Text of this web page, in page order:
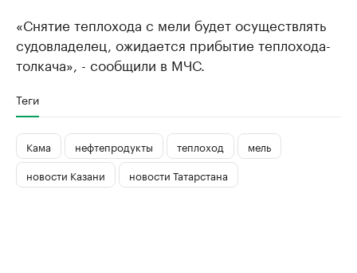
«Снятие теплохода с мели будет осуществлять
судовладелец, ожидается прибытие теплохода-
толкача», - сообщили в МЧС.
Теги
Кама нефтепродукты теплоход
мель
новости Казани
новости Татарстана